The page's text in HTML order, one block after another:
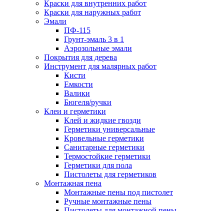
Краски для внутренних работ
Краски для наружных работ
Эмали
ПФ-115
Грунт-эмаль 3 в 1
Аэрозольные эмали
Покрытия для дерева
Инструмент для малярных работ
Кисти
Емкости
Валики
Бюгеля/ручки
Клеи и герметики
Клей и жидкие гвозди
Герметики универсальные
Кровельные герметики
Санитарные герметики
Термостойкие герметики
Герметики для пола
Пистолеты для герметиков
Монтажная пена
Монтажные пены под пистолет
Ручные монтажные пены